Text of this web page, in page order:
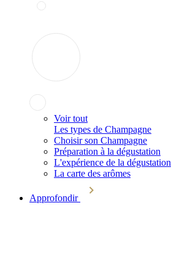
Voir tout
Les types de Champagne
Choisir son Champagne
Préparation à la dégustation
L'expérience de la dégustation
La carte des arômes
Approfondir